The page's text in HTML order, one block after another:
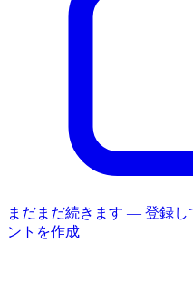
まだまだ続きます — 登録し
ントを作成